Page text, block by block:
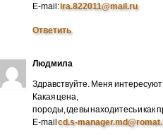
E-mail:ira.822011@mail.ru
Ответить
Людмила
Здравствуйте. Меня
Какая цена,
породы, где вы находитесь и как
E-mailcd.s-